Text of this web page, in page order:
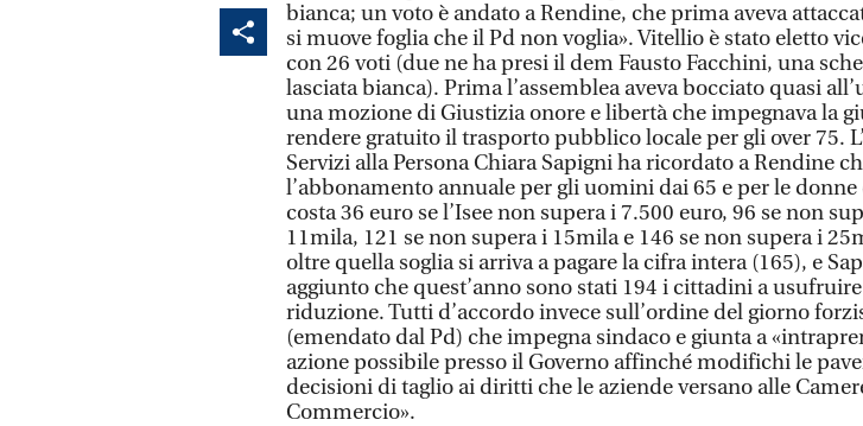
bianca; un voto è andato a Rendine, che prima aveva
si muove foglia che il Pd non voglia». Vitellio è stato eletto
con 26 voti (due ne ha presi il dem Fausto Facchini, una
lasciata bianca). Prima l’assemblea aveva bocciato quasi
una mozione di Giustizia onore e libertà che impegnava la
rendere gratuito il trasporto pubblico locale per gli over 75.
Servizi alla Persona Chiara Sapigni ha ricordato a Rendine
l’abbonamento annuale per gli uomini dai 65 e per le donne
costa 36 euro se l’Isee non supera i 7.500 euro, 96 se non
11mila, 121 se non supera i 15mila e 146 se non supera i
oltre quella soglia si arriva a pagare la cifra intera (165), e
aggiunto che quest’anno sono stati 194 i cittadini a
riduzione. Tutti d’accordo invece sull’ordine del giorno
(emendato dal Pd) che impegna sindaco e giunta a
azione possibile presso il Governo affinché modifichi le
decisioni di taglio ai diritti che le aziende versano alle
Commercio».